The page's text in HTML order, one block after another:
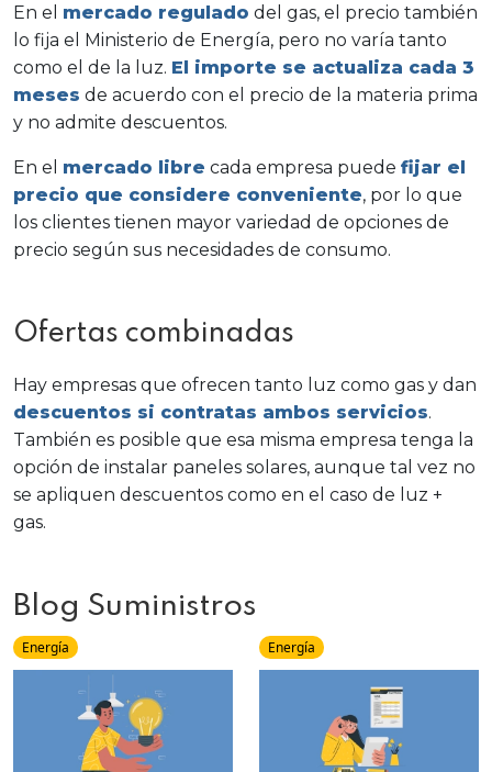
En el mercado regulado del gas, el precio también
lo fija el Ministerio de Energía, pero no varía tanto
como el de la luz. El importe se actualiza cada 3
meses de acuerdo con el precio de la materia prima
y no admite descuentos.
En el mercado libre cada empresa puede fijar el
precio que considere conveniente, por lo que
los clientes tienen mayor variedad de opciones de
precio según sus necesidades de consumo.
Ofertas combinadas
Hay empresas que ofrecen tanto luz como gas y dan
descuentos si contratas ambos servicios.
También es posible que esa misma empresa tenga la
opción de instalar paneles solares, aunque tal vez no
se apliquen descuentos como en el caso de luz +
gas.
Blog Suministros
Energía Energía